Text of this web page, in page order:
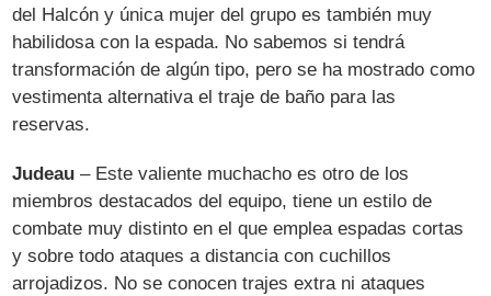
del Halcón y única mujer del grupo es también muy
habilidosa con la espada. No sabemos si tendrá
transformación de algún tipo, pero se ha mostrado como
vestimenta alternativa el traje de baño para las
reservas.
Judeau – Este valiente muchacho es otro de los
miembros destacados del equipo, tiene un estilo de
combate muy distinto en el que emplea espadas cortas
y sobre todo ataques a distancia con cuchillos
arrojadizos. No se conocen trajes extra ni ataques